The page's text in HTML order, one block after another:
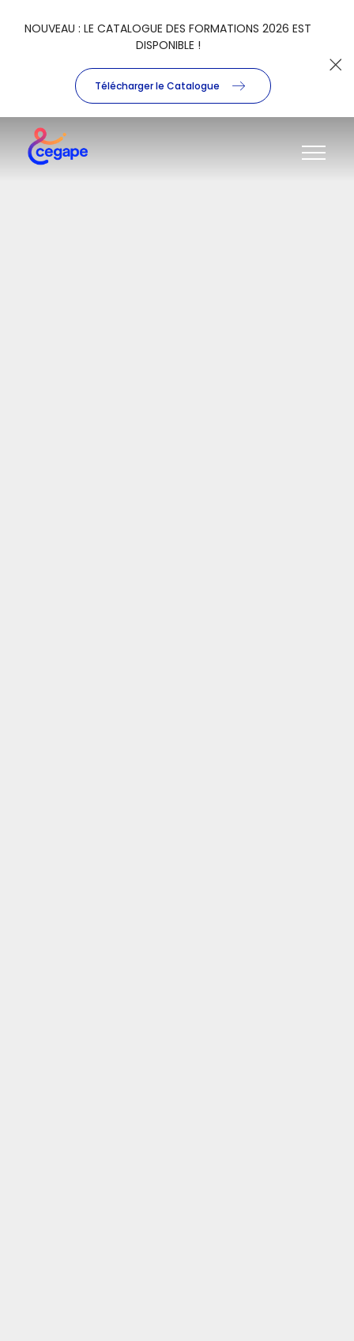
NOUVEAU : LE CATALOGUE DES FORMATIONS 2026 EST
DISPONIBLE !
Télécharger le Catalogue